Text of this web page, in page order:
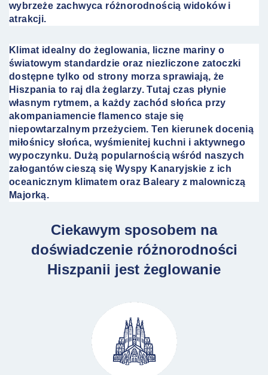
wybrzeże zachwyca różnorodnością widoków i
atrakcji.
Klimat idealny do żeglowania, liczne mariny o
światowym standardzie oraz niezliczone zatoczki
dostępne tylko od strony morza sprawiają, że
Hiszpania to raj dla żeglarzy. Tutaj czas płynie
własnym rytmem, a każdy zachód słońca przy
akompaniamencie flamenco staje się
niepowtarzalnym przeżyciem. Ten kierunek docenią
miłośnicy słońca, wyśmienitej kuchni i aktywnego
wypoczynku. Dużą popularnością wśród naszych
załogantów cieszą się Wyspy Kanaryjskie z ich
oceanicznym klimatem oraz Baleary z malowniczą
Majorką.
Ciekawym sposobem na
doświadczenie różnorodności
Hiszpanii jest żeglowanie